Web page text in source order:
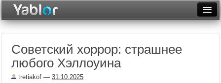
Неделя
Месяц
Советский хоррор: страшнее
любого Хэллоуина
tretiakof — 31.10.2025